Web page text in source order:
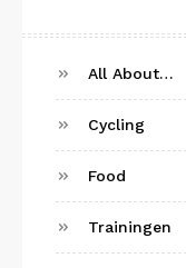
All About…
Cycling
Food
Trainingen